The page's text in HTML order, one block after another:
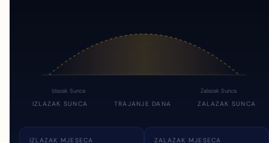
Izlazak Sunca Zalazak Sunca
IZLAZAK SUNCA TRAJANJE DANA ZALAZAK SUNCA
IZLAZAK MJESECA ZALAZAK MJESECA